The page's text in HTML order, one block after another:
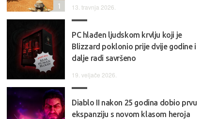
13. travnja 2026.
1
PC hlađen ljudskom krvlju koji je
Blizzard poklonio prije dvije godine i
dalje radi savršeno
19. veljače 2026.
Diablo II nakon 25 godina dobio prvu
ekspanziju s novom klasom heroja